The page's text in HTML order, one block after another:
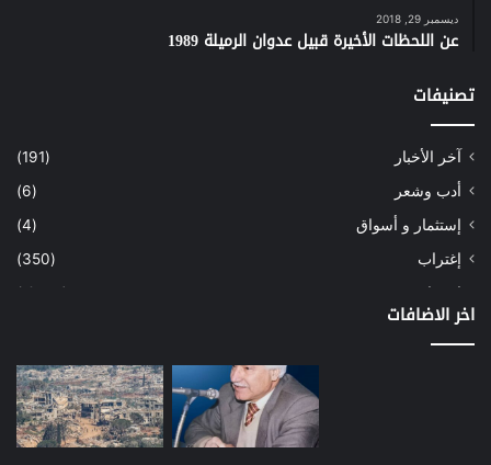
ديسمبر 29, 2018
عن اللحظات الأخيرة قبيل عدوان الرميلة 1989
تصنيفات
آخر الأخبار
(191)
أدب وشعر
(6)
إستثمار و أسواق
(4)
إغتراب
(350)
إقتصاد
(1٬039)
(3)
(16)
(24)
اخر الاضافات